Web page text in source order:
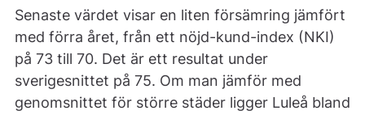
Senaste värdet visar en liten försämring jämfört
med förra året, från ett nöjd-kund-index (NKI)
på 73 till 70. Det är ett resultat under
sverigesnittet på 75. Om man jämför med
genomsnittet för större städer ligger Luleå bland